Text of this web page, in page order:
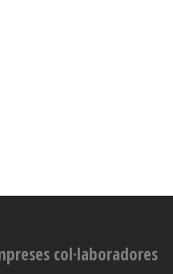
col·laboradores